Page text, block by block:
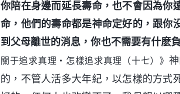
你陪在身邊而延長壽命，也不會因為你
命，他們的壽命都是神命定好的，跟你
到父母離世的消息，你也不需要有什麽
關于追求真理・怎樣追求真理（十七）》
的，不管人活多大年紀，以怎樣的方式